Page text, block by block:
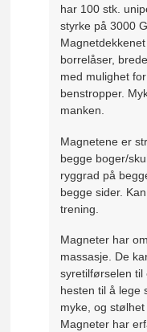
har 100 stk.
styrke på 3000
borrelåser,
med mulighet
benstropper.
manken.
Magnetene er
begge boger/
ryggrad på
begge sider.
trening.
Magneter har
massasje. De
syretilførselen
hesten til å lege
myke, og
Magneter har